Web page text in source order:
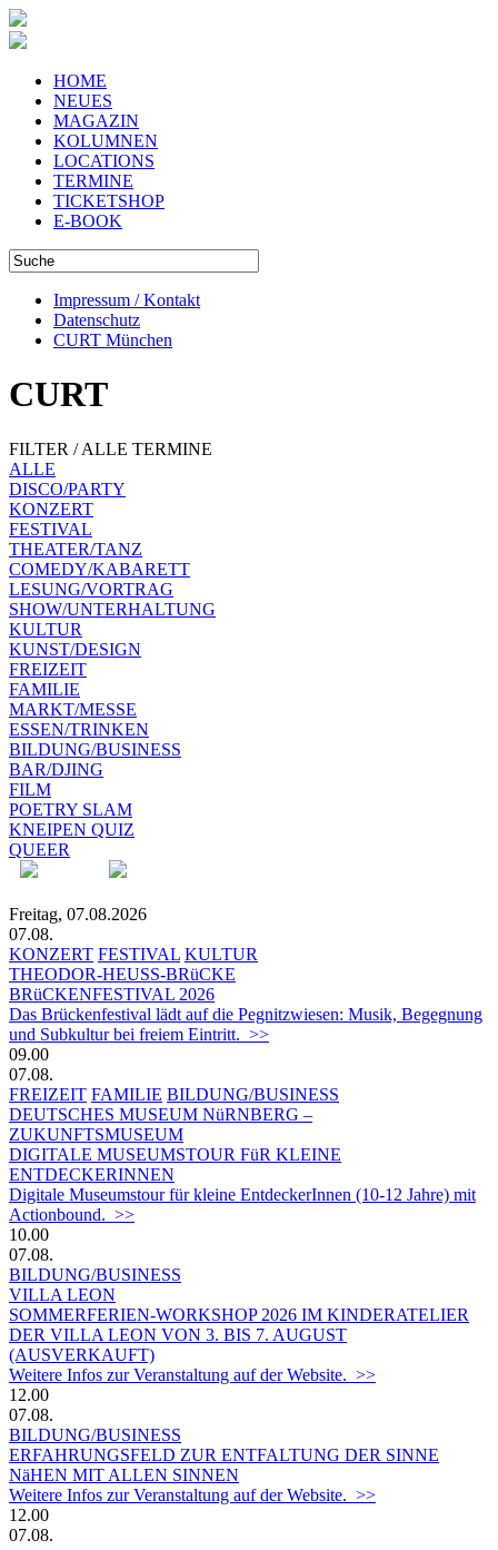
HOME
NEUES
MAGAZIN
KOLUMNEN
LOCATIONS
TERMINE
TICKETSHOP
E-BOOK
Impressum / Kontakt
Datenschutz
CURT München
CURT
FILTER / ALLE TERMINE
ALLE
DISCO/PARTY
KONZERT
FESTIVAL
THEATER/TANZ
COMEDY/KABARETT
LESUNG/VORTRAG
SHOW/UNTERHALTUNG
KULTUR
KUNST/DESIGN
FREIZEIT
FAMILIE
MARKT/MESSE
ESSEN/TRINKEN
BILDUNG/BUSINESS
BAR/DJING
FILM
POETRY SLAM
KNEIPEN QUIZ
QUEER
Freitag, 07.08.2026
07.08.
KONZERT FESTIVAL KULTUR
THEODOR-HEUSS-BRüCKE
BRüCKENFESTIVAL 2026
Das Brückenfestival lädt auf die Pegnitzwiesen: Musik, Begegnung
und Subkultur bei freiem Eintritt. >>
09.00
07.08.
FREIZEIT FAMILIE BILDUNG/BUSINESS
DEUTSCHES MUSEUM NüRNBERG –
ZUKUNFTSMUSEUM
DIGITALE MUSEUMSTOUR FüR KLEINE
ENTDECKERINNEN
Digitale Museumstour für kleine EntdeckerInnen (10-12 Jahre) mit
Actionbound. >>
10.00
07.08.
BILDUNG/BUSINESS
VILLA LEON
SOMMERFERIEN-WORKSHOP 2026 IM KINDERATELIER
DER VILLA LEON VON 3. BIS 7. AUGUST
(AUSVERKAUFT)
Weitere Infos zur Veranstaltung auf der Website. >>
12.00
07.08.
BILDUNG/BUSINESS
ERFAHRUNGSFELD ZUR ENTFALTUNG DER SINNE
NäHEN MIT ALLEN SINNEN
Weitere Infos zur Veranstaltung auf der Website. >>
12.00
07.08.